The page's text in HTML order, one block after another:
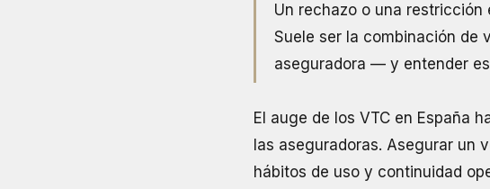
Un rechazo o una restricción
Suele ser la combinación de
aseguradora — y entender
El auge de los VTC en España
las aseguradoras. Asegurar un
hábitos de uso y continuidad